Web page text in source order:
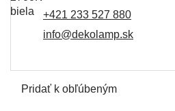
+421 233 527 880
info@dekolamp.sk
Pridať k obľúbeným